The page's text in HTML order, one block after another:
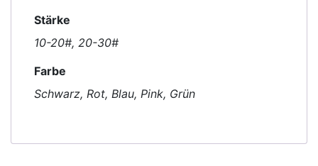
Stärke
10-20#, 20-30#
Farbe
Schwarz, Rot, Blau, Pink, Grün